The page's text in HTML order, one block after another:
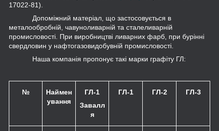
17022-81).
Допоміжний матеріал, що застосовується в
металообробній, чавуноливарній та сталеливарній
промисловості. При виробництві ливарних фарб, при бурінні
свердловин у нафтогазовидобувній промисловості.
Наша компанія пропонує такі марки графіту ГЛ:
№
Наймен
ування
ГЛ-1
Завалл
я
ГЛ-1 ГЛ-2 ГЛ-3